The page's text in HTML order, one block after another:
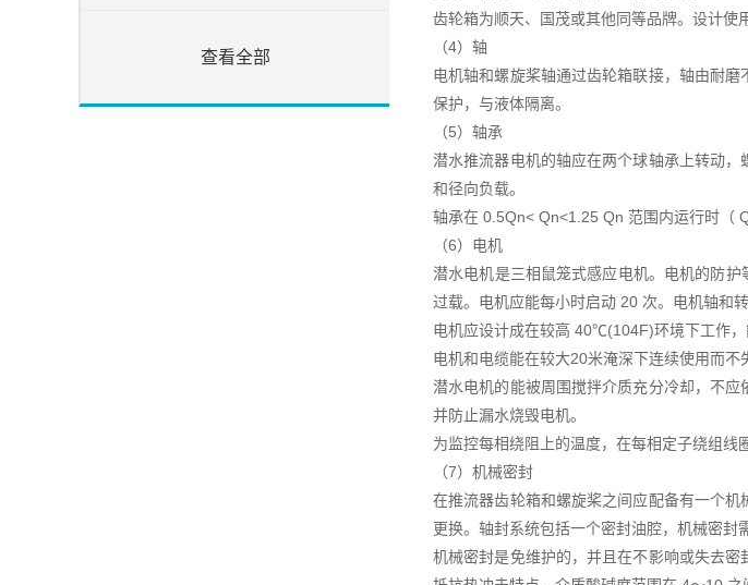
查看全部
齿轮箱为顺天、国茂或其他同等品牌。设计使
（4）轴
电机轴和螺旋桨轴通过齿轮箱联接，轴由耐
保护，与液体隔离。
（5）轴承
潜水推流器电机的轴应在两个球轴承上转动
和径向负载。
轴承在 0.5Qn< Qn<1.25 Qn 范围内运行时（
（6）电机
潜水电机是三相鼠笼式感应电机。电机的防
过载。电机应能每小时启动 20 次。电机轴和
电机应设计成在较高 40℃(104F)环境下工作
电机和电缆能在较大20米淹深下连续使用而不
潜水电机的能被周围搅拌介质充分冷却，不应
并防止漏水烧毁电机。
为监控每相绕阻上的温度，在每相定子绕组
（7）机械密封
在推流器齿轮箱和螺旋桨之间应配备有一个
更换。轴封系统包括一个密封油腔，机械密封
机械密封是免维护的，并且在不影响或失去